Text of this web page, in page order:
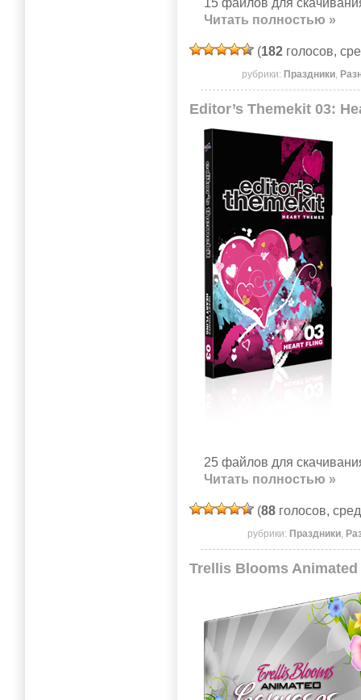
Читать полностью »
(182 голосов,
рубрики: Праздники,
Editor’s Themekit 03:
25 файлов для
Читать полностью »
(88 голосов,
рубрики: Праздники,
Trellis Blooms Animated